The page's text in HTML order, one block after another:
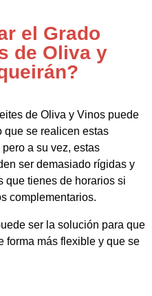
el Grado
de Oliva y
de Oliva y Vinos puede
que se realicen estas
a su vez, estas
ser demasiado rígidas y
que tienes de horarios si
complementarios.
ser la solución para que
forma más flexible y que se